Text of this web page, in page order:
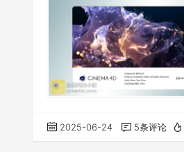
2025-06-24 5条评论